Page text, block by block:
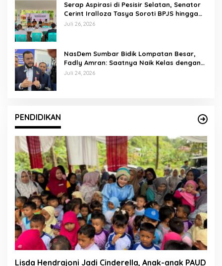
Serap Aspirasi di Pesisir Selatan, Senator
Cerint Iralloza Tasya Soroti BPJS hingga
Kurikulum Merdeka
Juli 26, 2026
NasDem Sumbar Bidik Lompatan Besar,
Fadly Amran: Saatnya Naik Kelas dengan
Kader Berkualitas
Juli 24, 2026
PENDIDIKAN
Lisda Hendrajoni Jadi Cinderella, Anak-anak PAUD